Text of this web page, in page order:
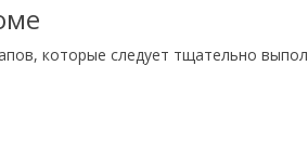
которые следует тщательно